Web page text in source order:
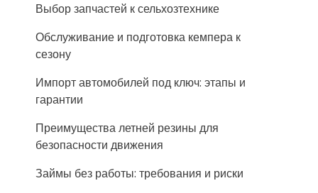
Выбор запчастей к сельхозтехнике
Обслуживание и подготовка кемпера к
сезону
Импорт автомобилей под ключ: этапы и
гарантии
Преимущества летней резины для
безопасности движения
Займы без работы: требования и риски